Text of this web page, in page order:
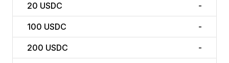
20 USDC -
100 USDC -
200 USDC -